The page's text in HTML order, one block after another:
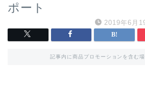
ポート
2019年6月
記事内に商品プロモーションを含む